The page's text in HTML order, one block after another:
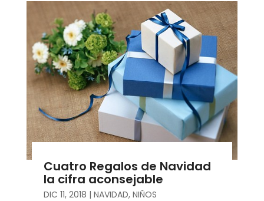
Cuatro Regalos de Navidad
la cifra aconsejable
DIC 11, 2018 | NAVIDAD, NIÑOS